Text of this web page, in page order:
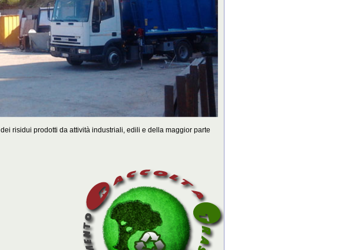
dei risidui prodotti da attività industriali, edili e della maggior parte